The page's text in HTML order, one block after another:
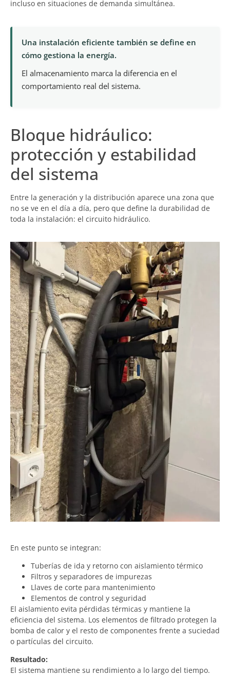
incluso en situaciones de demanda simultánea.
Una instalación eficiente también se define en
cómo gestiona la energía.
El almacenamiento marca la diferencia en el
comportamiento real del sistema.
Bloque hidráulico:
protección y estabilidad
del sistema
Entre la generación y la distribución aparece una zona que
no se ve en el día a día, pero que define la durabilidad de
toda la instalación: el circuito hidráulico.
En este punto se integran:
Tuberías de ida y retorno con aislamiento térmico
Filtros y separadores de impurezas
Llaves de corte para mantenimiento
Elementos de control y seguridad
El aislamiento evita pérdidas térmicas y mantiene la
eficiencia del sistema. Los elementos de filtrado protegen la
bomba de calor y el resto de componentes frente a suciedad
o partículas del circuito.
Resultado:
El sistema mantiene su rendimiento a lo largo del tiempo.